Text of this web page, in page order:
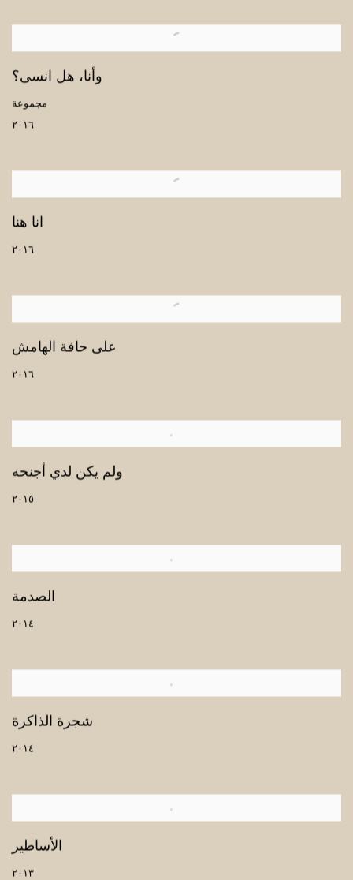
وأنا، هل انسى؟
مجموعة
٢٠١٦
انا هنا
٢٠١٦
على حافة الهامش
٢٠١٦
ولم يكن لدي أجنحه
٢٠١٥
الصدمة
٢٠١٤
شجرة الذاكرة
٢٠١٤
الأساطير
٢٠١٣